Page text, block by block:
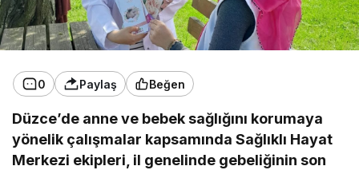
0 Paylaş Beğen
Düzce’de anne ve bebek sağlığını korumaya
yönelik çalışmalar kapsamında Sağlıklı Hayat
Merkezi ekipleri, il genelinde gebeliğinin son